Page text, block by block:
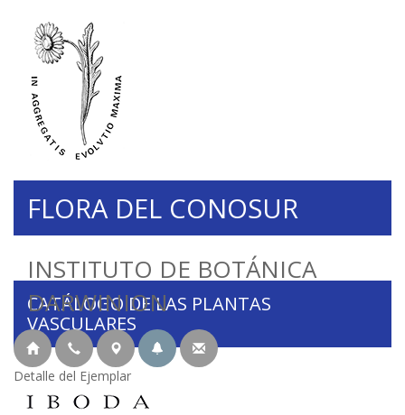
INSTITUTO DE BOTÁNICA
DARWINION
FLORA DEL CONOSUR
CATÁLOGO DE LAS PLANTAS
VASCULARES
Detalle del Ejemplar